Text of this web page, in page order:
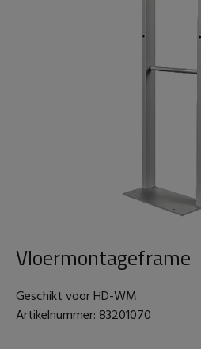
Vloermontageframe
Geschikt voorHD-WM
Artikelnummer: 83201070